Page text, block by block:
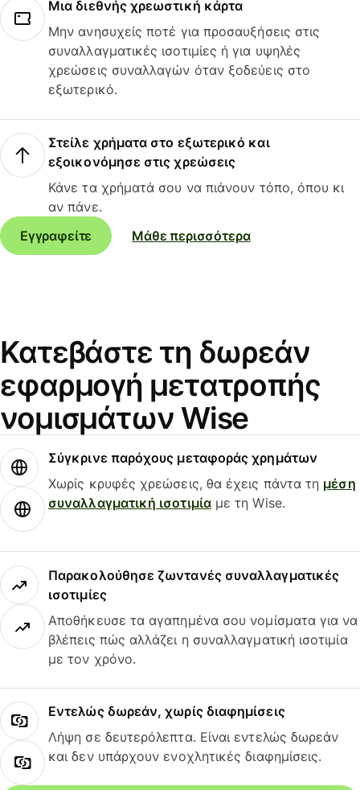
Μια διεθνής χρεωστική κάρτα
Μην ανησυχείς ποτέ για προσαυξήσεις στις
συναλλαγματικές ισοτιμίες ή για υψηλές
χρεώσεις συναλλαγών όταν ξοδεύεις στο
εξωτερικό.
Στείλε χρήματα στο εξωτερικό και
εξοικονόμησε στις χρεώσεις
Κάνε τα χρήματά σου να πιάνουν τόπο, όπου κι
αν πάνε.
Εγγραφείτε
Μάθε περισσότερα
Κατεβάστε τη δωρεάν
εφαρμογή μετατροπής
νομισμάτων Wise
Σύγκρινε παρόχους μεταφοράς χρημάτων
Χωρίς κρυφές χρεώσεις, θα έχεις πάντα τη μέση
συναλλαγματική ισοτιμίαμε τη Wise.
Παρακολούθησε ζωντανές συναλλαγματικές
ισοτιμίες
Αποθήκευσε τα αγαπημένα σου νομίσματα για να
βλέπεις πώς αλλάζει η συναλλαγματική ισοτιμία
με τον χρόνο.
Εντελώς δωρεάν, χωρίς διαφημίσεις
Λήψη σε δευτερόλεπτα. Είναι εντελώς δωρεάν
και δεν υπάρχουν ενοχλητικές διαφημίσεις.